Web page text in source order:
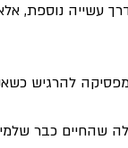
דרך עשייה
להרגיש
שהחיים כבר